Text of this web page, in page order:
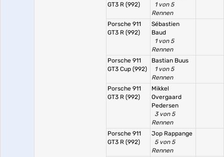
GT3 R (992)
1 von 5
Rennen
Porsche 911
GT3 R (992)
Sébastien
Baud
1 von 5
Rennen
Porsche 911
GT3 Cup (992)
Bastian Buus
1 von 5
Rennen
Porsche 911
GT3 R (992)
Mikkel
Overgaard
Pedersen
3 von 5
Rennen
Porsche 911
GT3 R (992)
Jop Rappange
5 von 5
Rennen